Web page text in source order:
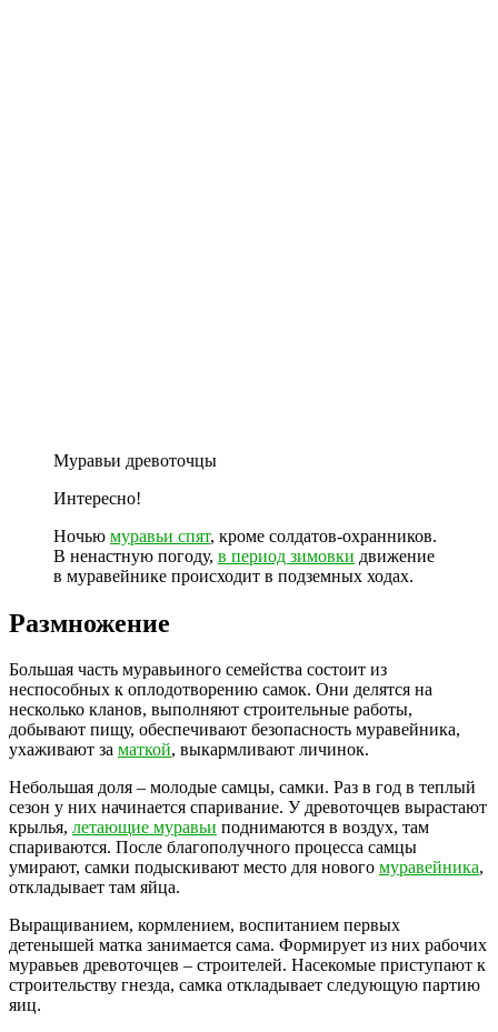
Муравьи древоточцы
Интересно!
Ночью муравьи спят, кроме солдатов-охранников.
В ненастную погоду, в период зимовки движение
в муравейнике происходит в подземных ходах.
Размножение
Большая часть муравьиного семейства состоит из
неспособных к оплодотворению самок. Они делятся на
несколько кланов, выполняют строительные работы,
добывают пищу, обеспечивают безопасность муравейника,
ухаживают за маткой, выкармливают личинок.
Небольшая доля – молодые самцы, самки. Раз в год в теплый
сезон у них начинается спаривание. У древоточцев вырастают
крылья, летающие муравьи поднимаются в воздух, там
спариваются. После благополучного процесса самцы
умирают, самки подыскивают место для нового муравейника,
откладывает там яйца.
Выращиванием, кормлением, воспитанием первых
детенышей матка занимается сама. Формирует из них рабочих
муравьев древоточцев – строителей. Насекомые приступают к
строительству гнезда, самка откладывает следующую партию
яиц.